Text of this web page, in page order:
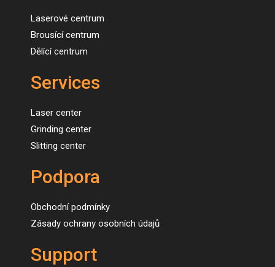
Laserové centrum
Brousící centrum
Dělící centrum
Services
Laser center
Grinding center
Slitting center
Podpora
Obchodní podmínky
Zásady ochrany osobních údajů
Support